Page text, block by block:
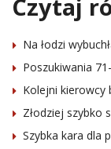
Czytaj
Na łodzi
Poszukiwania
Kolejni kierowcy
Złodziej szybko
Szybka kara dla